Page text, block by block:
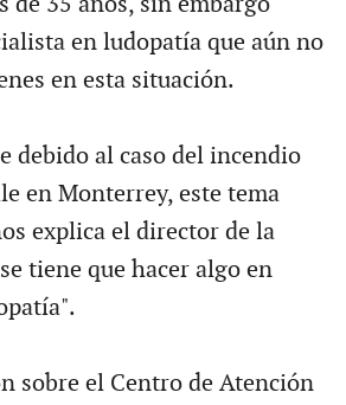
en ludopatía que aún no
en esta situación.
debido al caso del incendio
en Monterrey, este tema
explica el director de la
tiene que hacer algo en
sobre el Centro de Atención